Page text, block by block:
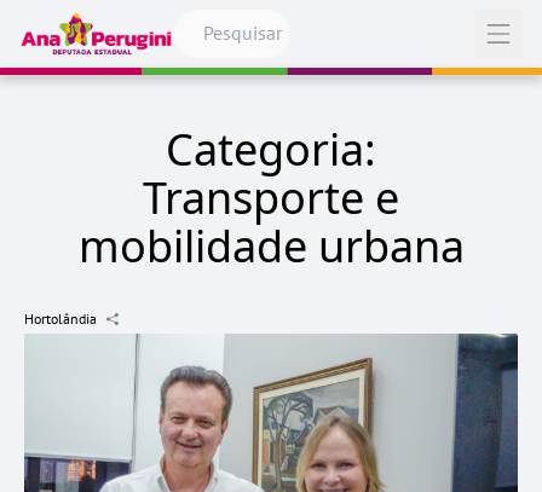
Pular para o conteúdo
Abrir
Categoria:
Transporte e
mobilidade urbana
Hortolândia